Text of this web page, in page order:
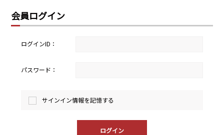
リムレポート
メソドロジー
研修・セミナー
会員ログイン
ログインID：
パスワード：
サインイン情報を記憶する